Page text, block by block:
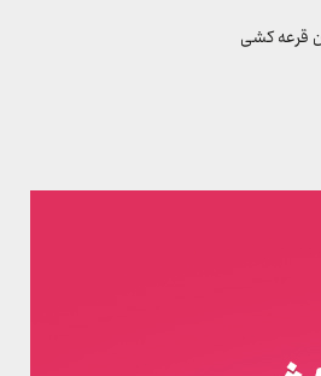
قرعه کشی